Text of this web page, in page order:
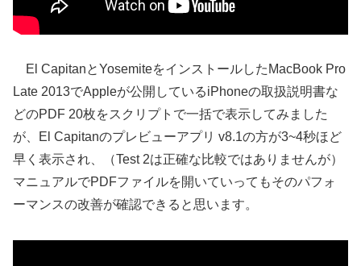
El CapitanとYosemiteをインストールしたMacBook Pro
Late 2013でAppleが公開しているiPhoneの取扱説明書な
どのPDF 20枚をスクリプトで一括で表示してみました
が、El Capitanのプレビューアプリ v8.1の方が3~4秒ほど
早く表示され、（Test 2は正確な比較ではありませんが）
マニュアルでPDFファイルを開いていってもそのパフォ
ーマンスの改善が確認できると思います。